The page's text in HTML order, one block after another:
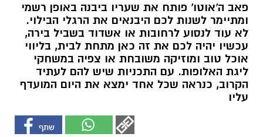
פאב ה'אוטו' פותח את שעריו ביבנה באופן רשמי
ומתיימר לשנות לכם היבנאים את הרגלי הבילוי.
לא עוד לנסוע לרחובות או אשדוד בשביל בירה,
עכשיו יהיה לכם את זה כאן מתחת לבית, בליווי
אוכל טוב ומוזיקה משובחת או צפיה במשחקי
ליגת האלופות. עם התכניות שיש להם לעתיד
הקרוב, כנראה שכל אחד ימצא את היום המועדף
עליו